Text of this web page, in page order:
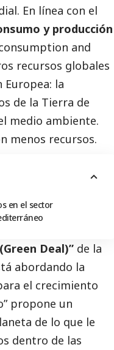
En línea con el
y producción
and
recursos globales
la
de la Tierra de
medio ambiente.
menos recursos.
en el sector
Green Deal)” de la
abordando la
el crecimiento
propone un
de lo que le
dentro de las